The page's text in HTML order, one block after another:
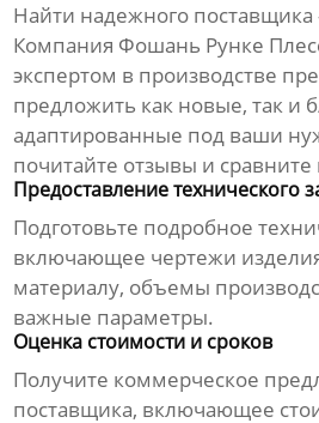
Найти надежного
Компания Фошань Рунке
экспертом в производстве
предложить как новые, так и
адаптированные под ваши
почитайте отзывы и
Предоставление технического
Подготовьте подробное
включающее чертежи
материалу, объемы
важные параметры.
Оценка стоимости и сроков
Получите коммерческое
поставщика, включающее